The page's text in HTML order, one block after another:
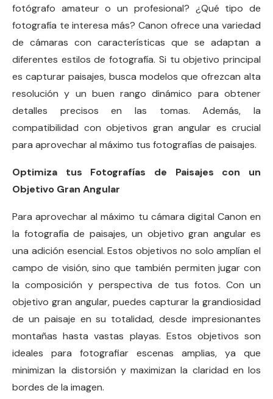
fotógrafo amateur o un profesional? ¿Qué tipo de
fotografía te interesa más? Canon ofrece una variedad
de cámaras con características que se adaptan a
diferentes estilos de fotografía. Si tu objetivo principal
es capturar paisajes, busca modelos que ofrezcan alta
resolución y un buen rango dinámico para obtener
detalles precisos en las tomas. Además, la
compatibilidad con objetivos gran angular es crucial
para aprovechar al máximo tus fotografías de paisajes.
Optimiza tus Fotografías de Paisajes con un
Objetivo Gran Angular
Para aprovechar al máximo tu cámara digital Canon en
la fotografía de paisajes, un objetivo gran angular es
una adición esencial. Estos objetivos no solo amplían el
campo de visión, sino que también permiten jugar con
la composición y perspectiva de tus fotos. Con un
objetivo gran angular, puedes capturar la grandiosidad
de un paisaje en su totalidad, desde impresionantes
montañas hasta vastas playas. Estos objetivos son
ideales para fotografiar escenas amplias, ya que
minimizan la distorsión y maximizan la claridad en los
bordes de la imagen.